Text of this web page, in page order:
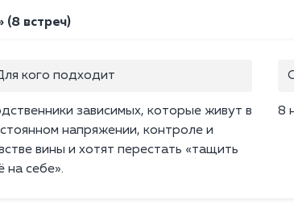
(8 встреч)
кого подходит
зависимых, которые живут в
напряжении, контроле и
вины и хотят перестать «тащить
на себе».
8